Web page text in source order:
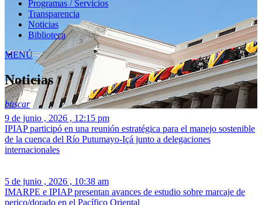
Programas / Servicios
Transparencia
Noticias
Biblioteca
MENÚ
Noticias
buscar
9 de junio , 2026 , 12:15 pm
IPIAP participó en una reunión estratégica para el manejo sostenible
de la cuenca del Río Putumayo-Içá junto a delegaciones
internacionales
5 de junio , 2026 , 10:38 am
IMARPE e IPIAP presentan avances de estudio sobre marcaje de
perico/dorado en el Pacífico Oriental